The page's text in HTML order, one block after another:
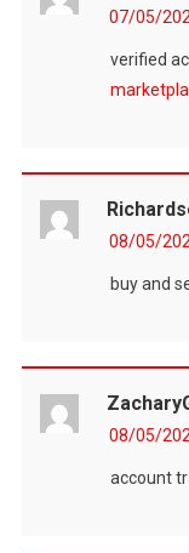
07/05/
verified
08/05/
buy and
08/05/
account